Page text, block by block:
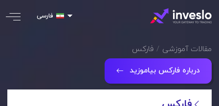
فارسی
مقالات آموزشی فارکس
درباره فارکس بیاموزید